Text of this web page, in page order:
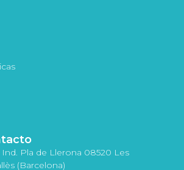
Ind. Pla de Llerona 08520 Les
(Barcelona)